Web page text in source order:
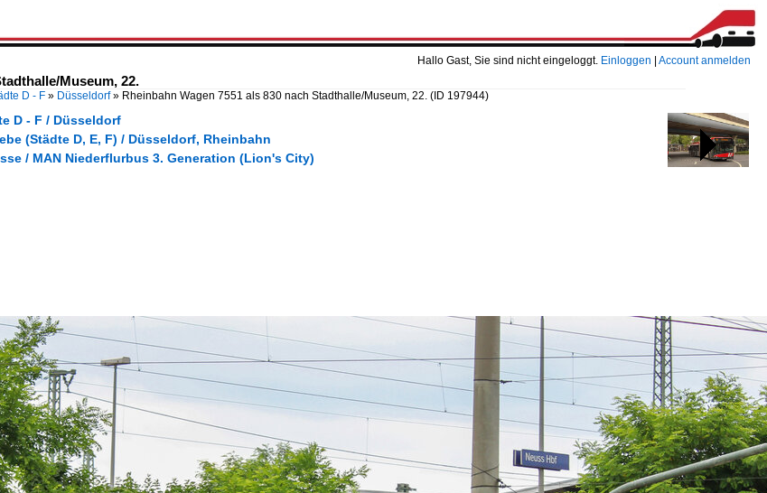
Hallo Gast, Sie sind nicht eingeloggt. Einloggen Account anmelden
Museum, 22.
D - F » Düsseldorf» Rheinbahn Wagen 7551 als 830 nach Stadthalle/Museum, 22. (ID 197944)
D - F / Düsseldorf
(Städte D, E, F) / Düsseldorf, Rheinbahn
/ MAN Niederflurbus 3. Generation (Lion's City)